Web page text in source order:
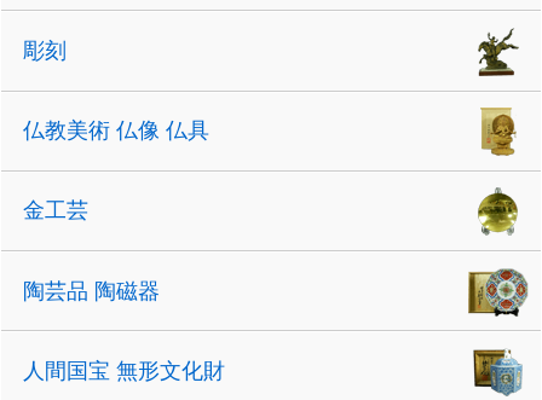
彫刻
仏教美術 仏像 仏具
金工芸
陶芸品 陶磁器
人間国宝 無形文化財